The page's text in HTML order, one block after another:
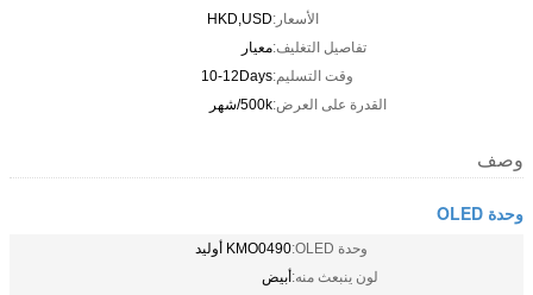
الأسعار:HKD,USD
تفاصيل التغليف:معيار
وقت التسليم:10-12Days
القدرة على العرض:500k/شهر
وصف
وحدة OLED
وحدة OLED:
KMO0490 أوليد
لون ينبعث منه:أبيض